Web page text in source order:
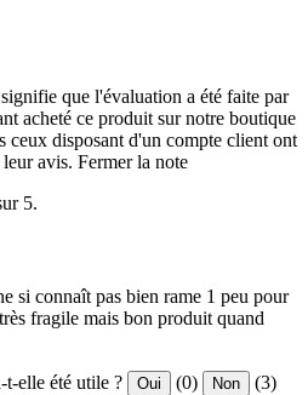
que l'évaluation a été faite par
acheté ce produit sur notre boutique
ceux disposant d'un compte client ont
avis. Fermer la note
5.
si connaît pas bien rame 1 peu pour
fragile mais bon produit quand
t-elle été utile ? Oui (0) Non (3)